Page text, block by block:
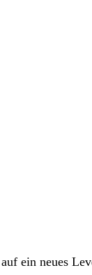
ein neues